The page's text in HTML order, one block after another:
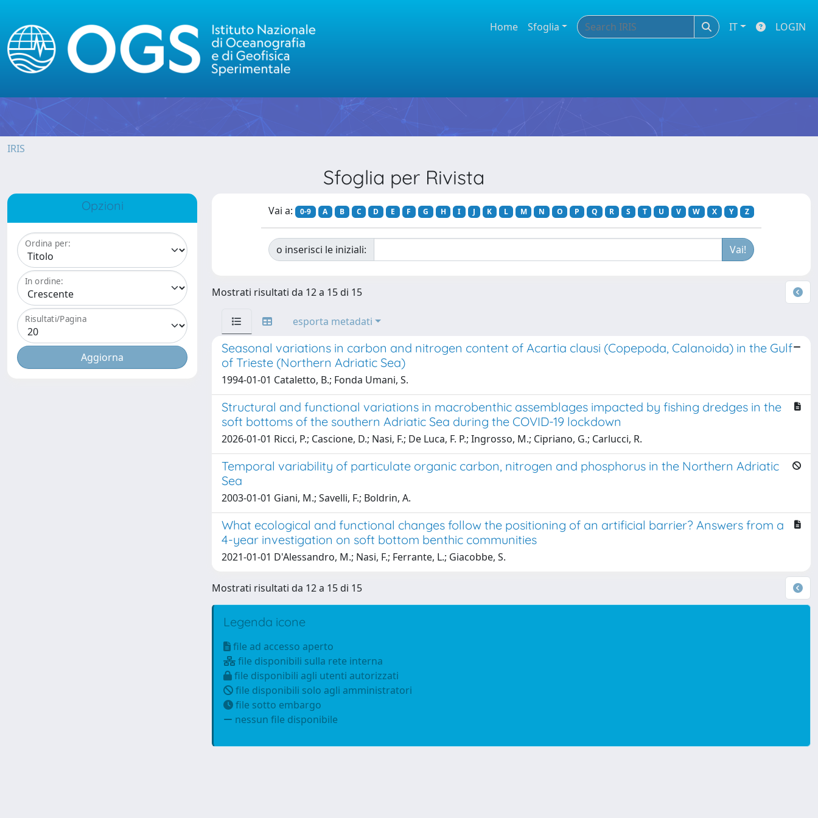
Home Sfoglia IT LOGIN
IRIS
Sfoglia per Rivista
Opzioni
Ordina per:
In ordine:
Risultati/Pagina
Vai a: 0-9 A B C D E F G H I J K L M N O P Q R S T U V W X Y Z
o inserisci le iniziali:
Mostrati risultati da 12 a 15 di 15
esporta metadati
Seasonal variations in carbon and nitrogen content of Acartia clausi (Copepoda, Calanoida) in the Gulf
of Trieste (Northern Adriatic Sea)
1994-01-01 Cataletto, B.; Fonda Umani, S.
Structural and functional variations in macrobenthic assemblages impacted by fishing dredges in the
soft bottoms of the southern Adriatic Sea during the COVID-19 lockdown
2026-01-01 Ricci, P.; Cascione, D.; Nasi, F.; De Luca, F. P.; Ingrosso, M.; Cipriano, G.; Carlucci, R.
Temporal variability of particulate organic carbon, nitrogen and phosphorus in the Northern Adriatic
Sea
2003-01-01 Giani, M.; Savelli, F.; Boldrin, A.
What ecological and functional changes follow the positioning of an artificial barrier? Answers from a
4-year investigation on soft bottom benthic communities
2021-01-01 D'Alessandro, M.; Nasi, F.; Ferrante, L.; Giacobbe, S.
Mostrati risultati da 12 a 15 di 15
Legenda icone
file ad accesso aperto
file disponibili sulla rete interna
file disponibili agli utenti autorizzati
file disponibili solo agli amministratori
file sotto embargo
nessun file disponibile